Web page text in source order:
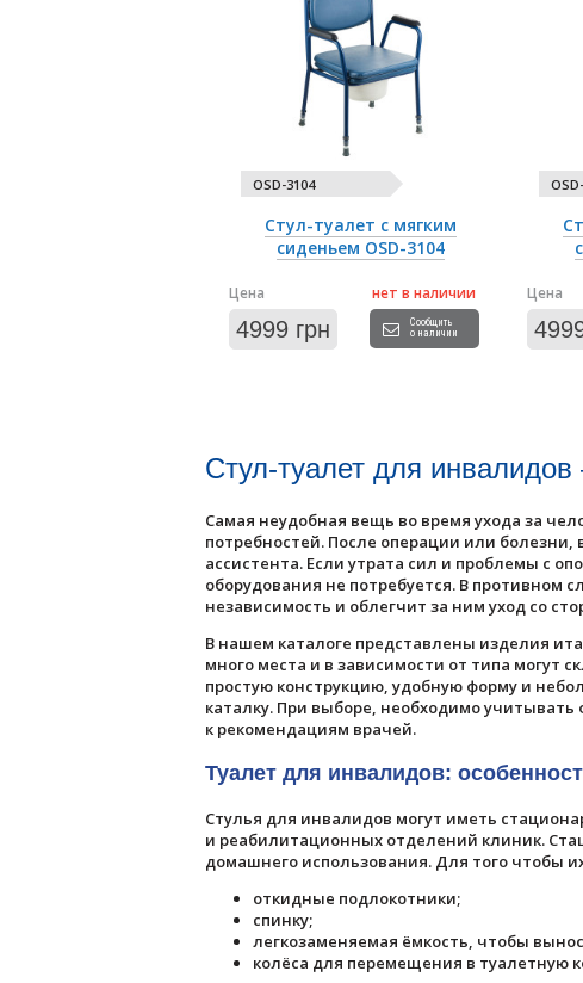
OSD-3104
Стул-туалет с мягким
сиденьем OSD-3104
нет в наличии
Сообщить
о наличии
Цена
4999 грн
Цена
Стул-туалет для инвалидов
Самая неудобная вещь во время ухода за
потребностей. После операции или
ассистента. Если утрата сил и проблемы с
оборудования не потребуется. В противном
независимость и облегчит за ним уход со
В нашем каталоге представлены изделия
много места и в зависимости от типа могут
простую конструкцию, удобную форму и
каталку. При выборе, необходимо
к рекомендациям врачей.
Туалет для инвалидов:
Стулья для инвалидов могут иметь
и реабилитационных отделений клиник.
домашнего использования. Для того чтобы
откидные подлокотники;
спинку;
легкозаменяемая ёмкость, чтобы
колёса для перемещения в туалетную